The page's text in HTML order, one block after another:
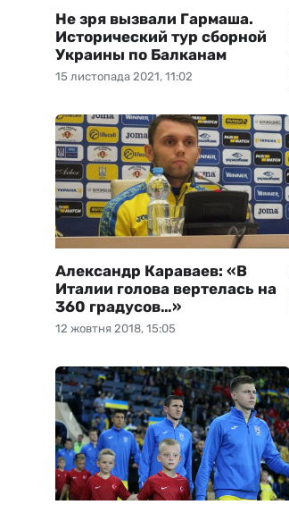
15 листопада 2021, 11:02
Не зря вызвали Гармаша.
Исторический тур сборной
Украины по Балканам
12 жовтня 2018, 15:05
Александр Караваев: «В
Италии голова вертелась на
360 градусов…»